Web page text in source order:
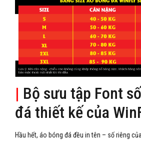
| Bộ sưu tập Font
đá thiết kế của
Hầu hết, áo bóng đá đều in tên – số riêng